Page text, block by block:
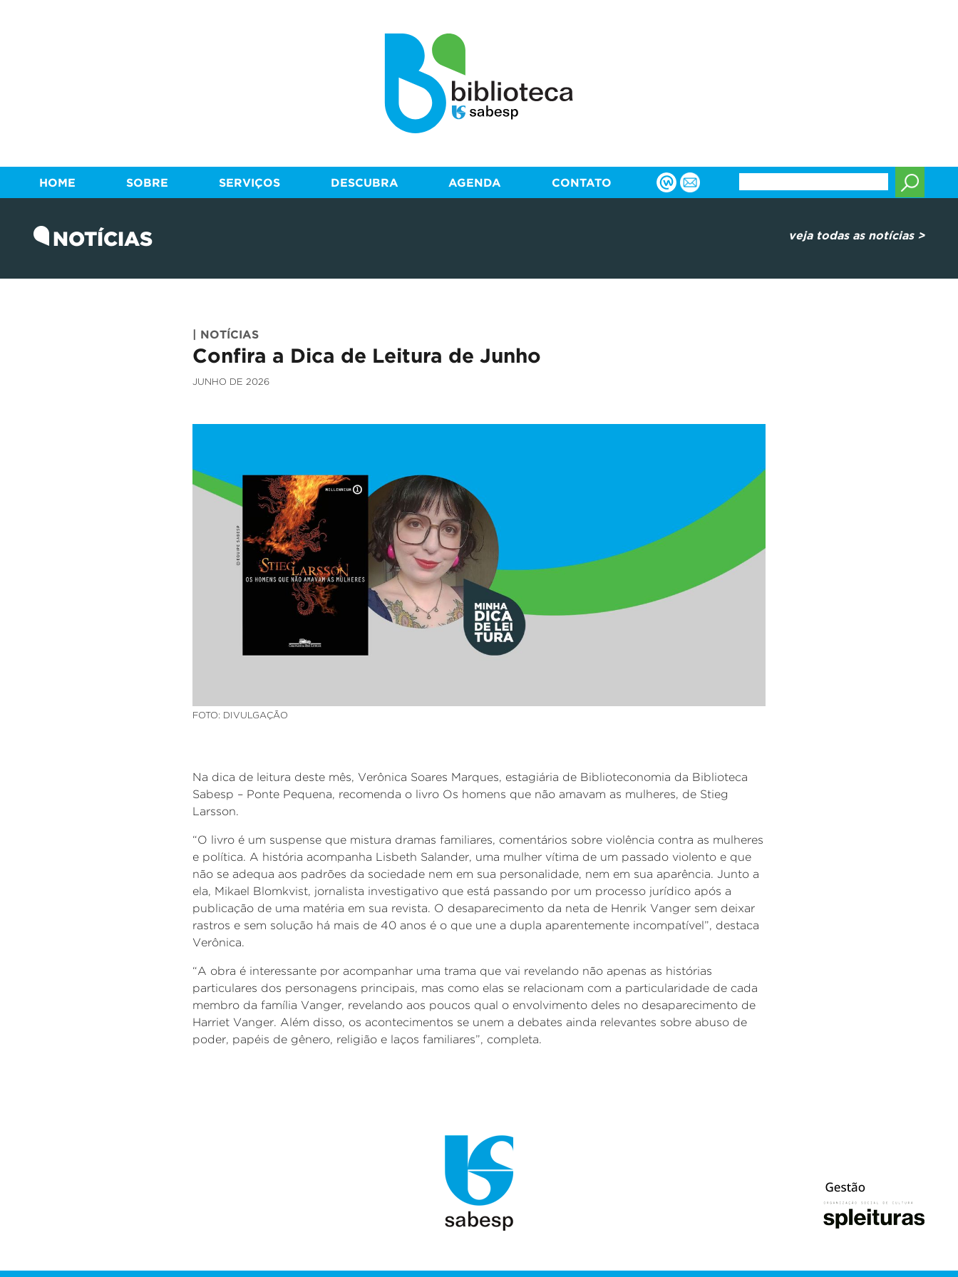
HOME SOBRE SERVIÇOS DESCUBRA AGENDA CONTATO
NOTÍCIAS veja todas as notícias >
| NOTÍCIAS
Confira a Dica de Leitura de Junho
JUNHO DE 2026
FOTO: DIVULGAÇÃO
Na dica de leitura deste mês, Verônica Soares Marques, estagiária de Biblioteconomia da Biblioteca
Sabesp – Ponte Pequena, recomenda o livro Os homens que não amavam as mulheres, de Stieg
Larsson.
“O livro é um suspense que mistura dramas familiares, comentários sobre violência contra as mulheres
e política. A história acompanha Lisbeth Salander, uma mulher vítima de um passado violento e que
não se adequa aos padrões da sociedade nem em sua personalidade, nem em sua aparência. Junto a
ela, Mikael Blomkvist, jornalista investigativo que está passando por um processo jurídico após a
publicação de uma matéria em sua revista. O desaparecimento da neta de Henrik Vanger sem deixar
rastros e sem solução há mais de 40 anos é o que une a dupla aparentemente incompatível”, destaca
Verônica.
“A obra é interessante por acompanhar uma trama que vai revelando não apenas as histórias
particulares dos personagens principais, mas como elas se relacionam com a particularidade de cada
membro da família Vanger, revelando aos poucos qual o envolvimento deles no desaparecimento de
Harriet Vanger. Além disso, os acontecimentos se unem a debates ainda relevantes sobre abuso de
poder, papéis de gênero, religião e laços familiares”, completa.